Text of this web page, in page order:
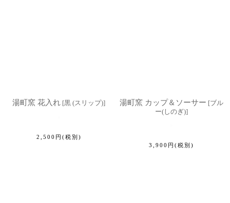
湯町窯 花入れ [黒 (スリップ)]
2,500 円 (税別)
湯町窯 カップ＆ソーサー [ブル
ー(しのぎ)]
3,900 円 (税別)